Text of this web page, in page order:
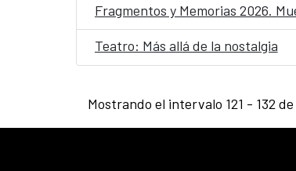
Fragmentos y Memorias 2026.
Teatro: Más allá de la nostalgia
Mostrando el intervalo 121 - 132